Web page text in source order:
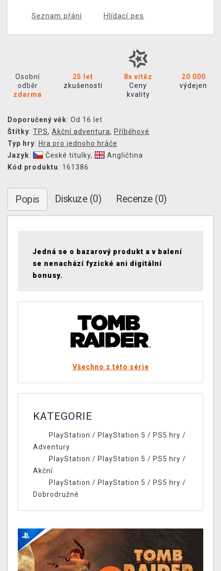
Seznam přání Hlídací pes
Osobní
odběr
zdarma
25 let
zkušeností
8x vítěz
Ceny
kvality
20 000
výdejen
Doporučený věk: Od 16 let
Štítky: TPS, Akční adventura, Příběhové
Typ hry: Hra pro jednoho hráče
Jazyk: České titulky,
Angličtina
Kód produktu: 161386
Popis Diskuze (0) Recenze (0)
Jedná se o bazarový produkt a v balení
se nenachází fyzické ani digitální
bonusy.
Všechno z této série
KATEGORIE
PlayStation / PlayStation 5 / PS5 hry /
Adventury
PlayStation / PlayStation 5 / PS5 hry /
Akční
PlayStation / PlayStation 5 / PS5 hry /
Dobrodružné